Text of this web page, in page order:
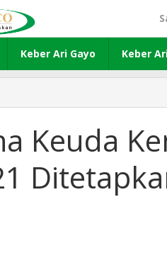
Keber Ari Gayo Keber
Keuda